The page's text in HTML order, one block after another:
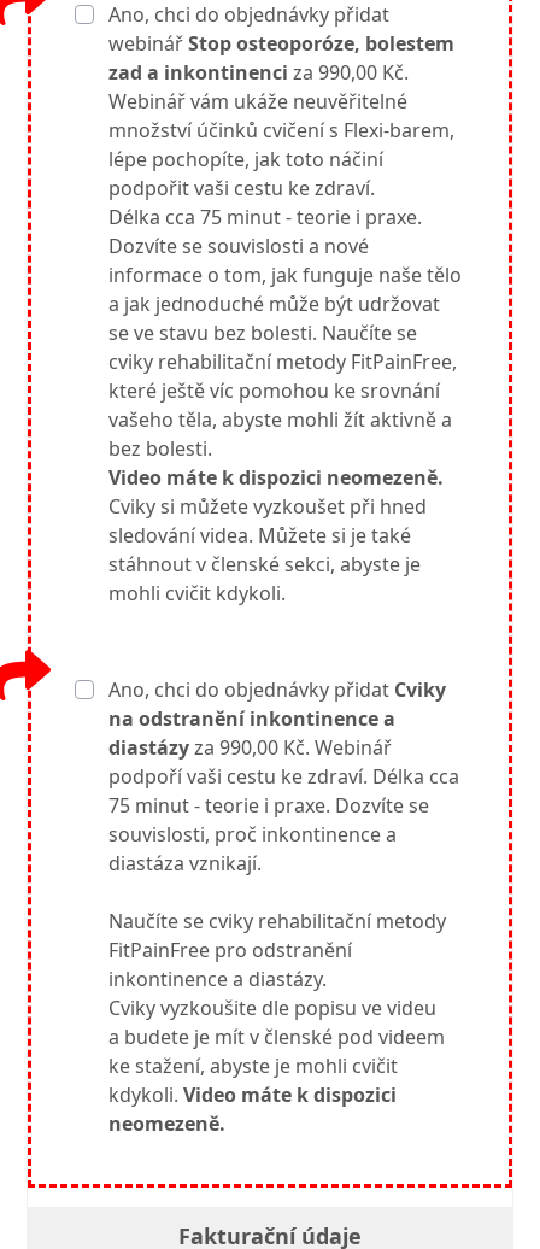
Ano, chci do objednávky přidat
webinářStop osteoporóze, bolestem
zad a inkontinenci za 990,00 Kč.
Webinář vám ukáže neuvěřitelné
množství účinků cvičení s Flexi-barem,
lépe pochopíte, jak toto náčiní
podpořit vaši cestu ke zdraví.
Délka cca 75 minut - teorie i praxe.
Dozvíte se souvislosti a nové
informace o tom, jak funguje naše tělo
a jak jednoduché může být udržovat
se ve stavu bez bolesti. Naučíte se
cviky rehabilitační metody FitPainFree,
které ještě víc pomohou ke srovnání
vašeho těla, abyste mohli žít aktivně a
bez bolesti.
Video máte k dispozici neomezeně.
Cviky si můžete vyzkoušet při hned
sledování videa. Můžete si je také
stáhnout v členské sekci, abyste je
mohli cvičit kdykoli.
Ano, chci do objednávky přidat Cviky
na odstranění inkontinence a
diastázyza 990,00 Kč. Webinář
podpoří vaši cestu ke zdraví. Délka cca
75 minut - teorie i praxe. Dozvíte se
souvislosti, proč inkontinence a
diastáza vznikají.
Naučíte se cviky rehabilitační metody
FitPainFree pro odstranění
inkontinence a diastázy.
Cviky vyzkoušite dle popisu ve videu
a budete je mít v členské pod videem
ke stažení, abyste je mohli cvičit
kdykoli.Video máte k dispozici
neomezeně.
Fakturační údaje